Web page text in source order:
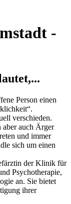
-
Person einen
verschieden.
aber auch Ärger
und immer
sich um einen
der Klinik für
Psychotherapie,
an. Sie bietet
ihrer